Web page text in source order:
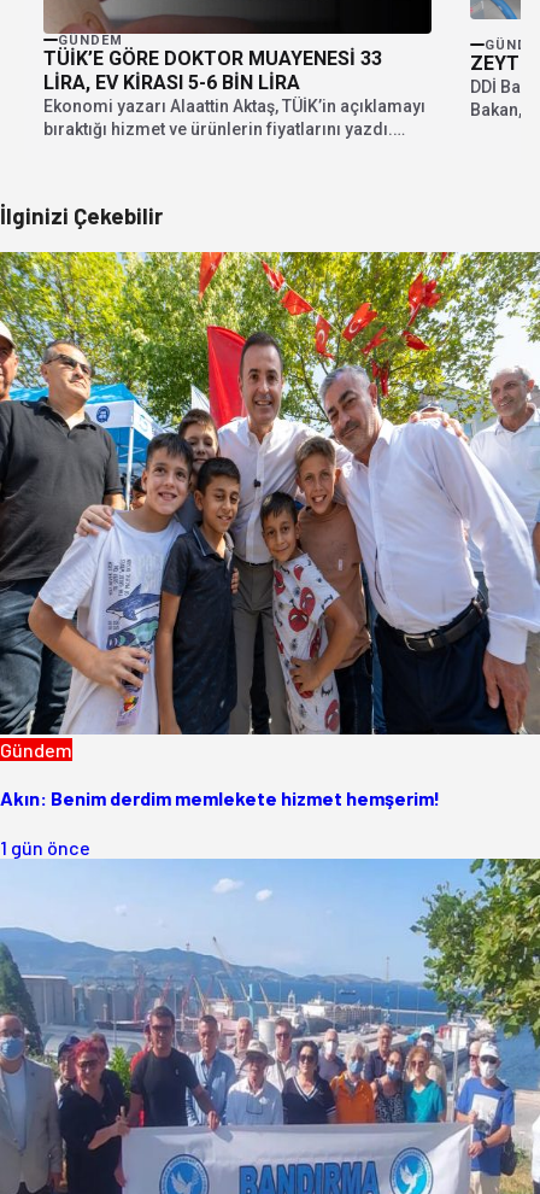
GÜNDEM
TÜİK’E GÖRE DOKTOR MUAYENESİ 33
LİRA, EV KİRASI 5-6 BİN LİRA
Ekonomi yazarı Alaattin Aktaş, TÜİK’in açıklamayı
bıraktığı hizmet ve ürünlerin fiyatlarını yazdı.
DDİ
Bakan,
İlginizi Çekebilir
Gündem
Akın: Benim derdim memlekete hizmet hemşerim!
1 gün önce